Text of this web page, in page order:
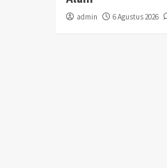
admin 6 Agustus 2026